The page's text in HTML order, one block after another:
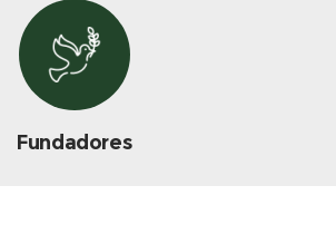
Fundadores